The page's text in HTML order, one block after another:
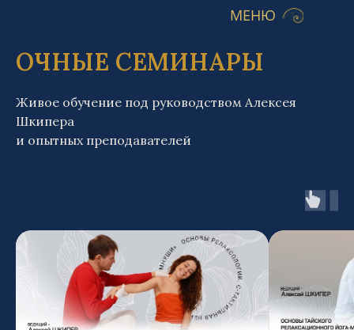
МЕНЮ
ОЧНЫЕ СЕМИНАРЫ
Живое обучение под руководством Алексея
Шкипера
и опытных преподавателей